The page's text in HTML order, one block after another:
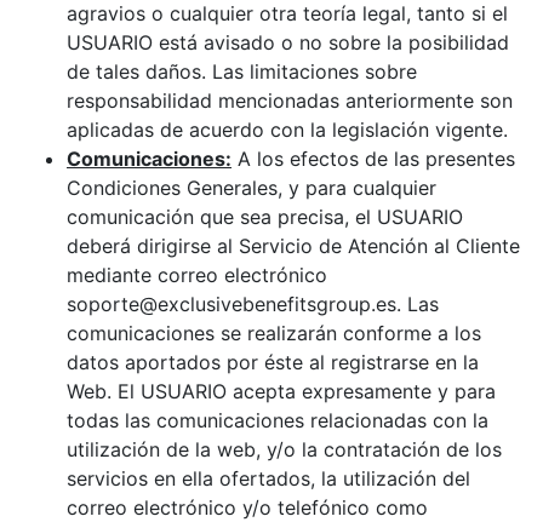
agravios o cualquier otra teoría legal, tanto si el
USUARIO está avisado o no sobre la posibilidad
de tales daños. Las limitaciones sobre
responsabilidad mencionadas anteriormente son
aplicadas de acuerdo con la legislación vigente.
Comunicaciones: A los efectos de las presentes
Condiciones Generales, y para cualquier
comunicación que sea precisa, el USUARIO
deberá dirigirse al Servicio de Atención al Cliente
mediante correo electrónico
soporte@exclusivebenefitsgroup.es. Las
comunicaciones se realizarán conforme a los
datos aportados por éste al registrarse en la
Web. El USUARIO acepta expresamente y para
todas las comunicaciones relacionadas con la
utilización de la web, y/o la contratación de los
servicios en ella ofertados, la utilización del
correo electrónico y/o telefónico como